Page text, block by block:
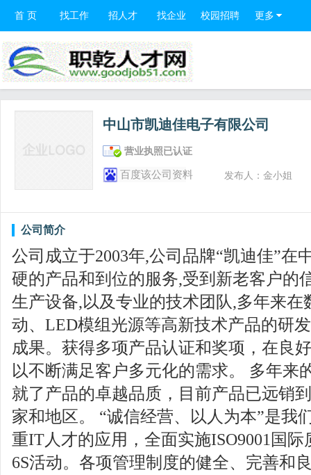
首 页 找工作 招人才 找企业 校园招聘 更多
中山市凯迪佳电子有限公司
营业执照已认证
百度该公司资料 发布人：金小姐
公司简介
公司成立于2003年,公司品牌“凯迪佳”在
硬的产品和到位的服务,受到新老客户的
生产设备,以及专业的技术团队,多年来在
动、LED模组光源等高新技术产品的研
成果。获得多项产品认证和奖项，在良
以不断满足客户多元化的需求。 多年来
就了产品的卓越品质，目前产品已远销
家和地区。 “诚信经营、以人为本”是我
重IT人才的应用，全面实施ISO9001国
6S活动。各项管理制度的健全、完善和